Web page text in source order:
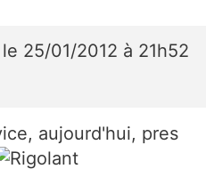
le 25/01/2012 à 21h52
aujourd'hui, pres